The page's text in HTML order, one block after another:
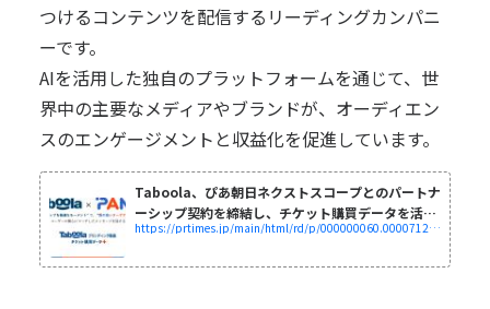
つけるコンテンツを配信するリーディングカンパニ
ーです。
AIを活用した独自のプラットフォームを通じて、世
界中の主要なメディアやブランドが、オーディエン
スのエンゲージメントと収益化を促進しています。
Taboola、ぴあ朝日ネクストスコープとのパートナ
ーシップ契約を締結し、チケット購買データを活用
したTaboolaブランディング...
https://prtimes.jp/main/html/rd/p/000000060.000071265.html